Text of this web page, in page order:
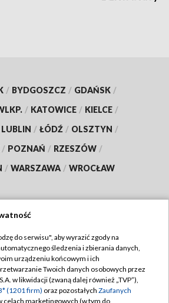
/ BYDGOSZCZ / GDAŃSK /
/ KATOWICE / KIELCE /
LUBLIN / ŁÓDŹ / OLSZTYN /
/ POZNAŃ / RZESZÓW /
/ WARSZAWA / WROCŁAW
TVP
Regulamin TVP
prywatności
do serwisu", aby wyrazić zgody na
śledzenia i zbierania danych,
urządzeniu końcowym i ich
Twoich danych osobowych przez
w likwidacji (zwaną dalej również „TVP”),
(1201 firm) oraz pozostałych Zaufanych
celach marketingowych (w tym do